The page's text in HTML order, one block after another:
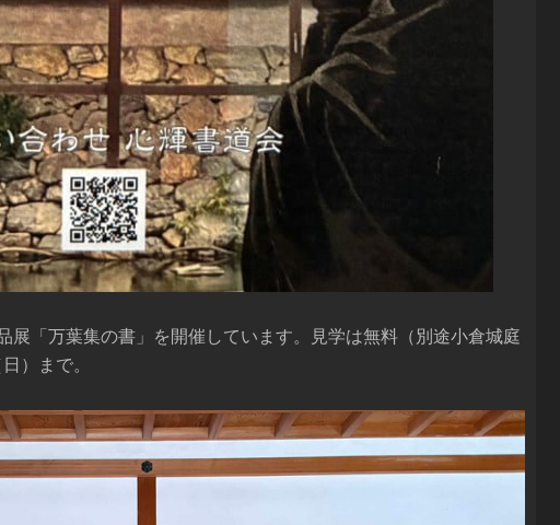
展「万葉集の書」を開催しています。見学は無料（別途小倉城庭
）まで。